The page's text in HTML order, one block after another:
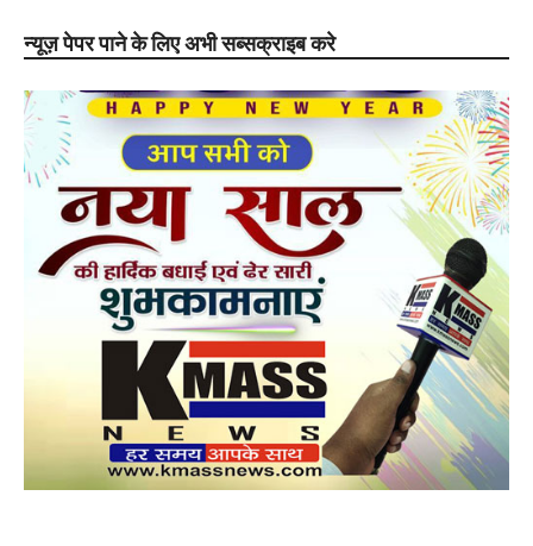
न्यूज़ पेपर पाने के लिए अभी सब्सक्राइब करे